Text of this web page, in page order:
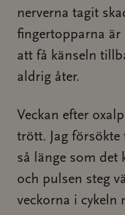
nerverna tagit
fingertopparna är
att få känseln
aldrig åter.
Veckan efter
trött. Jag
så länge som det
och pulsen steg
veckorna i cykeln